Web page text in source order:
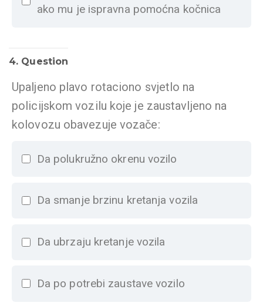
ako mu je ispravna pomoćna kočnica
4. Question
Upaljeno plavo rotaciono svjetlo na
policijskom vozilu koje je zaustavljeno na
kolovozu obavezuje vozače:
Da polukružno okrenu vozilo
Da smanje brzinu kretanja vozila
Da ubrzaju kretanje vozila
Da po potrebi zaustave vozilo